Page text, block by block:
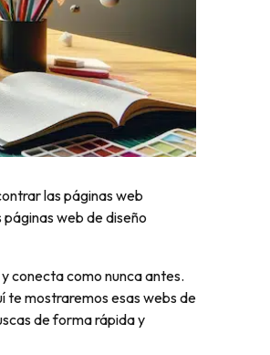
las páginas web
web de diseño
conecta como nunca antes.
te mostraremos esas webs de
de forma rápida y